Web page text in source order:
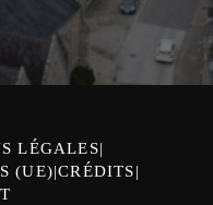
LÉGALES
(UE) CRÉDITS